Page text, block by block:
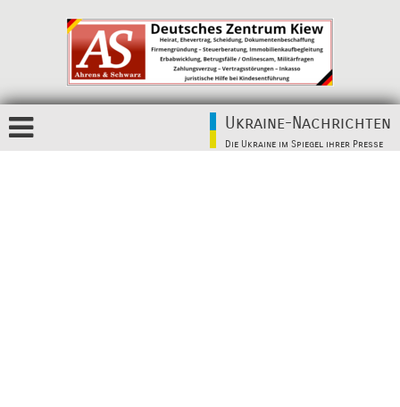
Ukraine-Nachrichten
Die Ukraine im Spiegel ihrer Presse